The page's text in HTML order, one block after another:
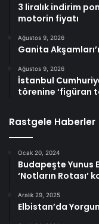
3 liralık indirim
motorin fiyatı
Ağustos 9, 2026
Ganita
Ağustos 9, 2026
İstanbul
törenine ‘figüran
Rastgele Haberler
Ocak 20, 2024
Budapeşte Yunus
‘Notların Rotası’
Aralık 29, 2025
Elbistan’da